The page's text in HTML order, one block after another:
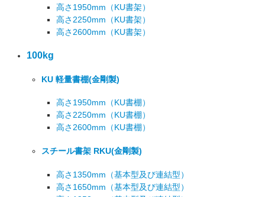
高さ1950mm （KU書架）
高さ2250mm （KU書架）
高さ2600mm （KU書架）
100kg
KU 軽量書棚(金剛製)
高さ1950mm （KU書棚）
高さ2250mm （KU書棚）
高さ2600mm （KU書棚）
スチール書架 RKU(金剛製)
高さ1350mm （基本型及び連結型）
高さ1650mm （基本型及び連結型）